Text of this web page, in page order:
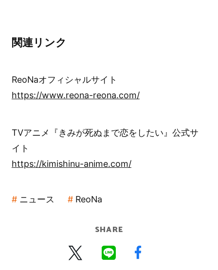
関連リンク
ReoNaオフィシャルサイト
https://www.reona-reona.com/
TVアニメ『きみが死ぬまで恋をしたい』公式サ
イト
https://kimishinu-anime.com/
ニュース ReoNa
SHARE